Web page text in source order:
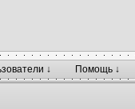
↓ Помощь ↓